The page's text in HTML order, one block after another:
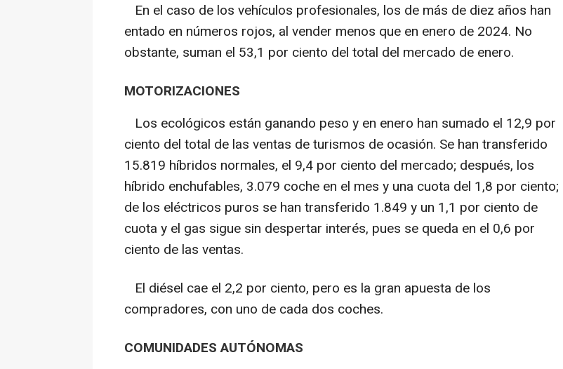
En el caso de los vehículos profesionales, los de más de diez años han
entado en números rojos, al vender menos que en enero de 2024. No
obstante, suman el 53,1 por ciento del total del mercado de enero.
MOTORIZACIONES
Los ecológicos están ganando peso y en enero han sumado el 12,9 por
ciento del total de las ventas de turismos de ocasión. Se han transferido
15.819 híbridos normales, el 9,4 por ciento del mercado; después, los
híbrido enchufables, 3.079 coche en el mes y una cuota del 1,8 por ciento;
de los eléctricos puros se han transferido 1.849 y un 1,1 por ciento de
cuota y el gas sigue sin despertar interés, pues se queda en el 0,6 por
ciento de las ventas.
El diésel cae el 2,2 por ciento, pero es la gran apuesta de los
compradores, con uno de cada dos coches.
COMUNIDADES AUTÓNOMAS